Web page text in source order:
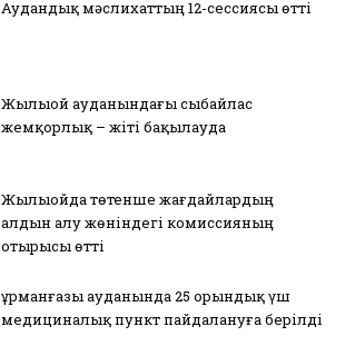
Аудандық мәслихаттың 12-сессиясы өтті
Жылыой ауданындағы сыбайлас
жемқорлық – жіті бақылауда
Жылыойда төтенше жағдайлардың
алдын алу жөніндегі комиссияның
отырысы өтті
Құрманғазы ауданында 25 орындық үш
медициналық пункт пайдалануға берілді